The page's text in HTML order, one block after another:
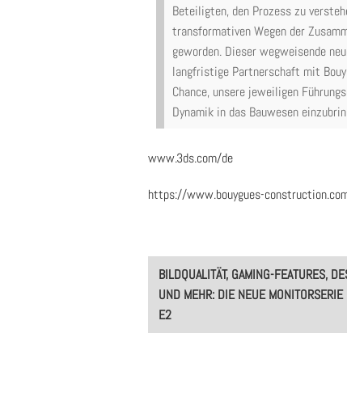
Beteiligten, den Prozess zu
transformativen Wegen der
geworden. Dieser wegweisende
langfristige Partnerschaft mit
Chance, unsere jeweiligen
Dynamik in das Bauwesen
www.3ds.com/de
https://www.bouygues-constru
Post
navigation
BILDQUALITÄT, GAMING-FEATURES,
UND MEHR: DIE NEUE
E2